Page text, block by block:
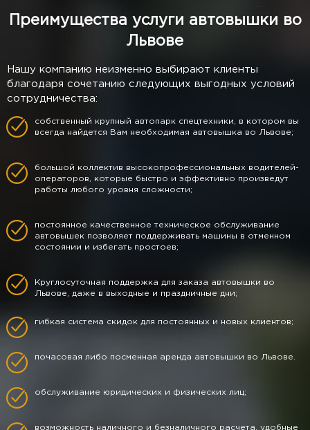
Преимущества услуги автовышки во
Львове
Нашу компанию неизменно выбирают клиенты
благодаря сочетанию следующих выгодных условий
сотрудничества:
собственный крупный автопарк спецтехники, в котором вы
всегда найдется Вам необходимая автовышка во Львове;
большой коллектив высокопрофессиональных водителей-
операторов, которые быстро и эффективно произведут
работы любого уровня сложности;
постоянное качественное техническое обслуживание
автовышек позволяет поддерживать машины в отменном
состоянии и избегать простоев;
Круглосуточная поддержка для заказа автовышки во
Львове, даже в выходные и праздничные дни;
гибкая система скидок для постоянных и новых клиентов;
почасовая либо посменная аренда автовышки во Львове.
обслуживание юридических и физических лиц;
возможность наличного и безналичного расчета, удобные